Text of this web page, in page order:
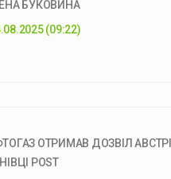
БУКОВИНА
(09:22)
ОТРИМАВ ДОЗВІЛ
POST